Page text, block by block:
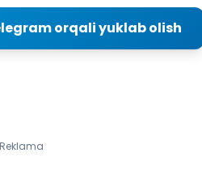
ma’lumotlar. Kuch
yordamida kuchlarni o‘lchash
bosim
orqali yuklab olish
Reklama